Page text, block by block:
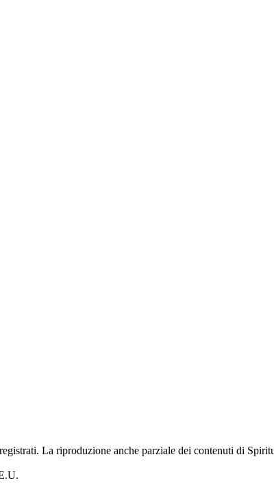
La riproduzione anche parziale dei contenuti di